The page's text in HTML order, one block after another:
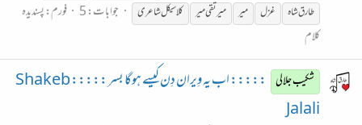
طارق شاہ
غزل میر میر تقی میر کلاسیکل شاعری جوابات: 5 فورم:پسندیدہ
کلام
شکیب جلالی
::::: اب یہ وِیران دِن کیسے ہوگا بسر ::::: Shakeb
Jalali